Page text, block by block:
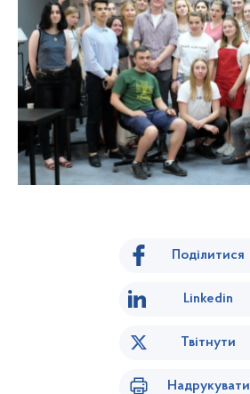
Поділитися
Linkedin
Твітнути
Надрукувати